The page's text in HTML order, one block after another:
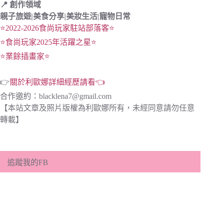
📍 創作領域
親子旅遊|美食分享|美妝生活|寵物日常
⭐2022-2026食尚玩家駐站部落客⭐
⭐食尚玩家2025年活躍之星⭐
⭐業餘插畫家⭐
👉關於利歐娜詳細經歷請看👈
合作邀約： blacklena7@gmail.com
【本站文章及照片版權為利歐娜所有，未經同意請勿任意
轉載】
追蹤我的FB